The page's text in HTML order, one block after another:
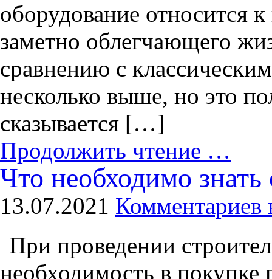
оборудование относится
заметно облегчающего
сравнению с
несколько выше, но это
сказывается […]
Продолжить чтение …
Что необходимо
13.07.2021 Комментариев
При проведении
необходимость в